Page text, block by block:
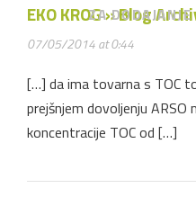
EKO KROG » Blog
07/05/2014 at 0:44
ZA
[…] da ima tovarna s TOC
prejšnjem dovoljenju
koncentracije TOC od […]